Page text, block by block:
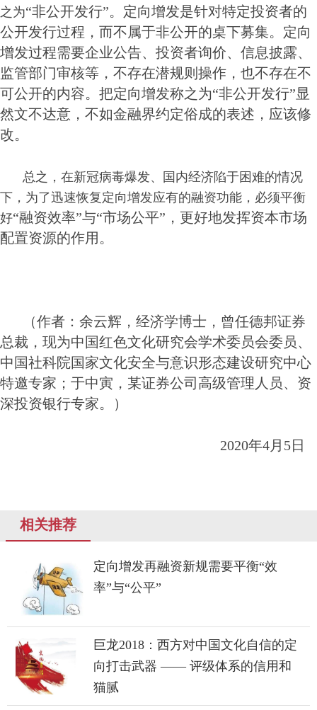
之为“非公开发行”。定向增发是针对特定投资者的
公开发行过程，而不属于非公开的桌下募集。定向
增发过程需要企业公告、投资者询价、信息披露、
监管部门审核等，不存在潜规则操作，也不存在不
可公开的内容。把定向增发称之为“非公开发行”显
然文不达意，不如金融界约定俗成的表述，应该修
改。
总之，在新冠病毒爆发、国内经济陷于困难的情况
下，为了迅速恢复定向增发应有的融资功能，必须平衡
好“融资效率”与“市场公平”，更好地发挥资本市场
配置资源的作用。
（作者：余云辉，经济学博士，曾任德邦证券
总裁，现为中国红色文化研究会学术委员会委员、
中国社科院国家文化安全与意识形态建设研究中心
特邀专家；于中寅，某证券公司高级管理人员、资
深投资银行专家。）
2020年4月5日
相关推荐
定向增发再融资新规需要平衡“效
率”与“公平”
巨龙2018：西方对中国文化自信的定
向打击武器 —— 评级体系的信用和
猫腻